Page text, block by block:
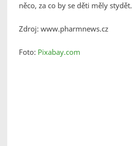
něco, za co by se děti měly stydět.
Zdroj: www.pharmnews.cz
Foto: Pixabay.com